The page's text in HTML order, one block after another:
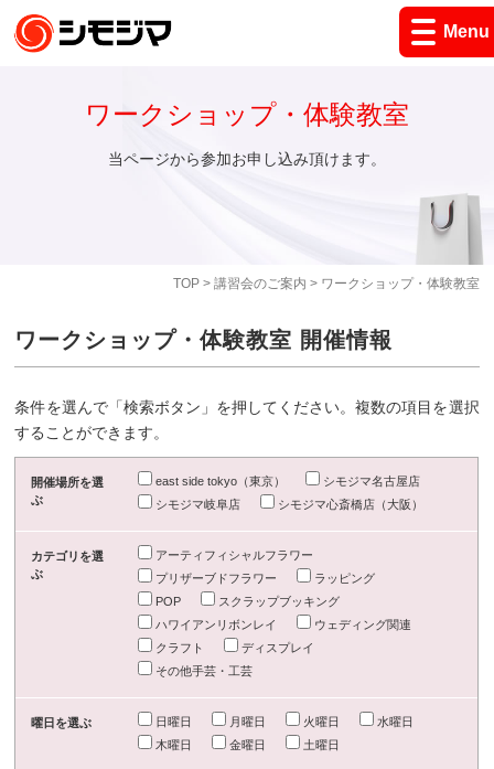
Menu
TOP> 講習会のご案内 > ワークショップ・体験教室
ワークショップ・体験教室
当ページから参加お申し込み頂けます。
ワークショップ・体験教室 開催情報
条件を選んで「検索ボタン」を押してください。複数の項目を選択
することができます。
開催場所を選
ぶ
east side tokyo（東京）
シモジマ名古屋店
シモジマ岐阜店
シモジマ心斎橋店（大阪）
カテゴリを選
ぶ
アーティフィシャルフラワー
プリザーブドフラワー
ラッピング
POP
スクラップブッキング
ハワイアンリボンレイ
ウェディング関連
クラフト
ディスプレイ
その他手芸・工芸
曜日を選ぶ 日曜日 月曜日 火曜日
水曜日
木曜日
金曜日 土曜日